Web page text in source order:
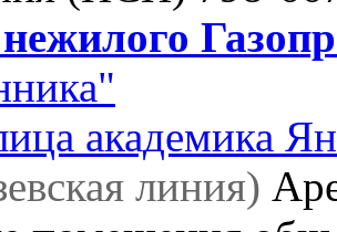
академика
линия)